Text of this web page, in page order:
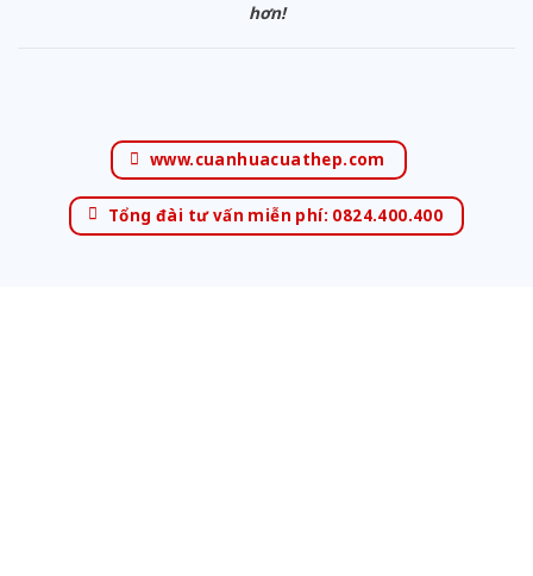
hơn!
www.cuanhuacuathep.com
Tổng đài tư vấn miễn phí: 0824.400.400